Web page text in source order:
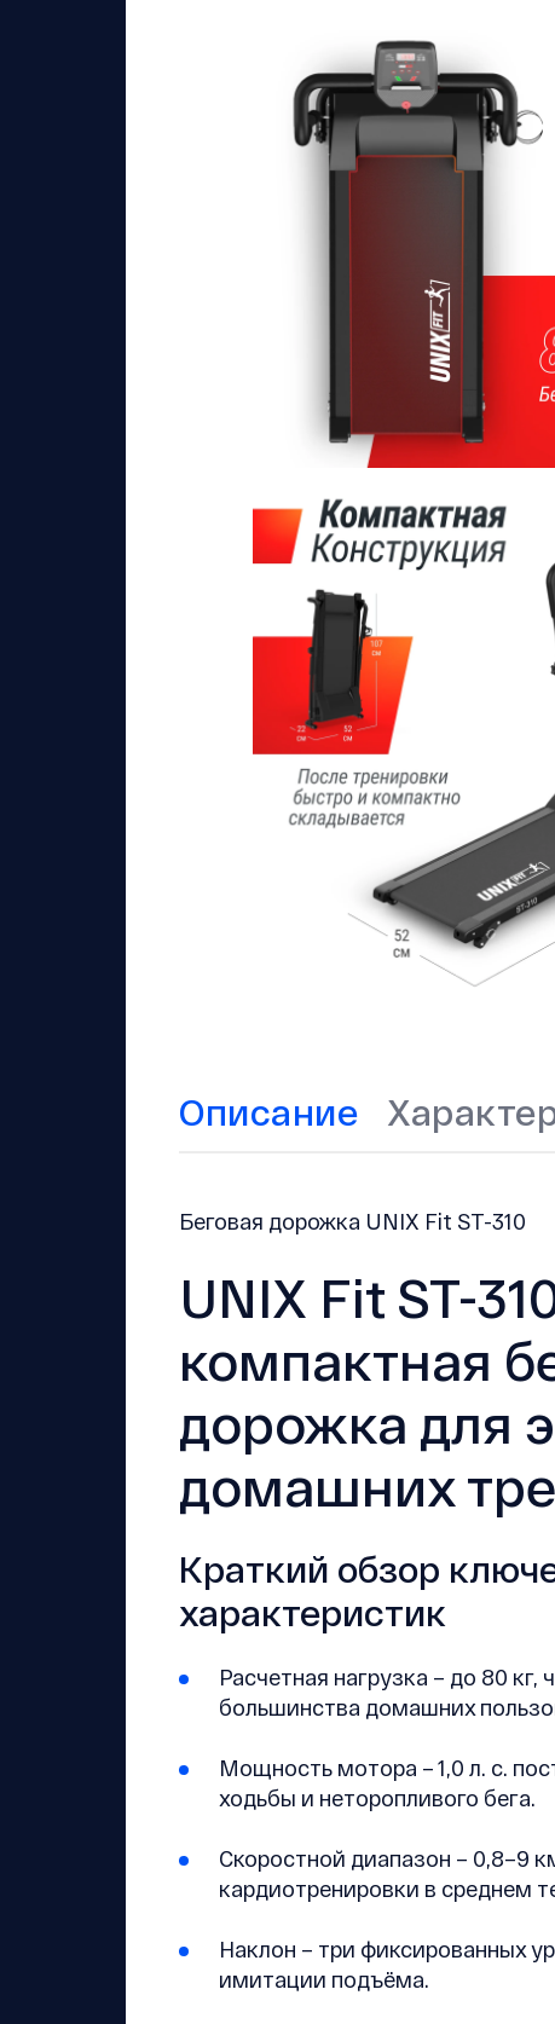
Описание
Беговая дорожка UNIX Fit ST-310
UNIX Fit ST-
компактная
дорожка для
домашних
Краткий обзор
характеристик
Расчетная нагрузка – до 80
большинства домашних
Мощность мотора – 1,0 л. с.
ходьбы и неторопливого бега.
Скоростной диапазон – 0,8–9
кардиотренировки в среднем
Наклон – три фиксированных
имитации подъёма.